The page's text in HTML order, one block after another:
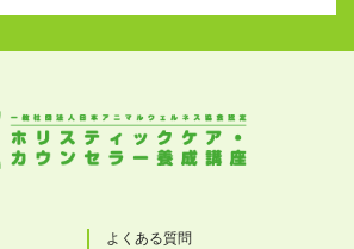
よくある質問